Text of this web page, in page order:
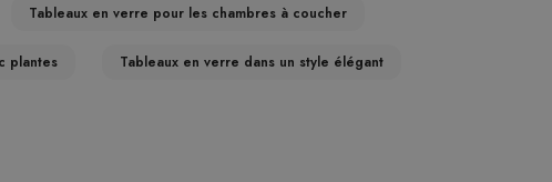
Tableaux en verre pour les chambres à coucher
plantes Tableaux en verre dans un style élégant